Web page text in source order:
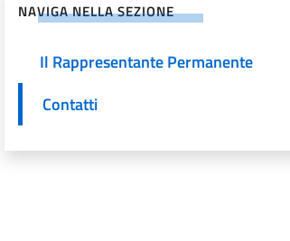
NAVIGA NELLA SEZIONE
Il Rappresentante Permanente
Contatti